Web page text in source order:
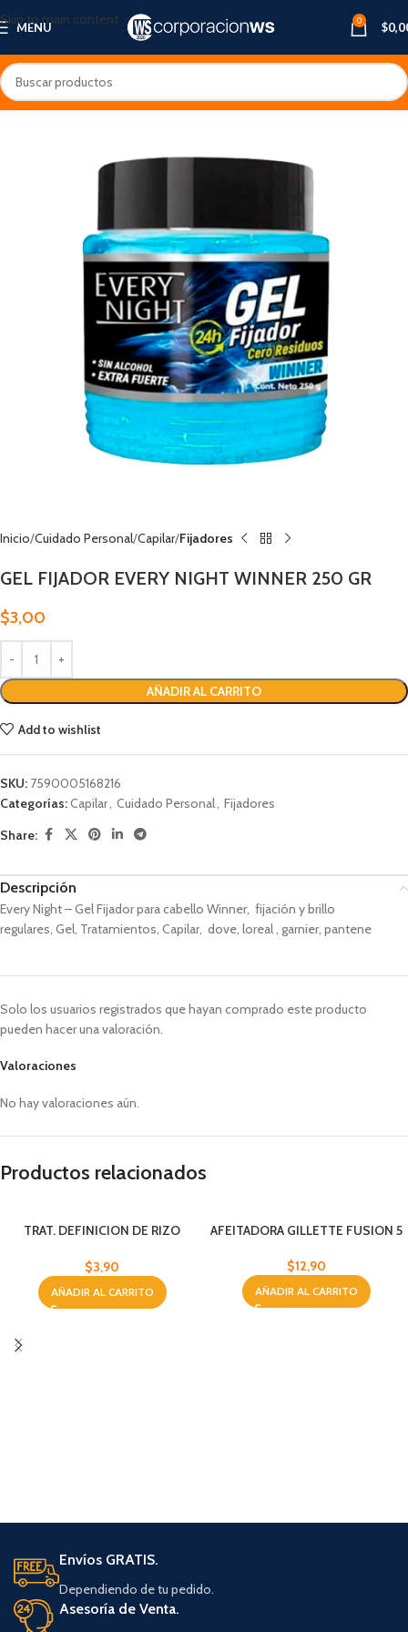
Skip to main content
MENU 0 $
Inicio Cuidado Personal Capilar Fijadores
GEL FIJADOR EVERY NIGHT WINNER 250 GR
$3,00
AÑADIR AL CARRITO
Add to wishlist
SKU: 7590005168216
Categorías:Capilar, Cuidado Personal, Fijadores
Share:
Descripción
Every Night – Gel Fijador para cabello Winner, fijación y brillo
regulares, Gel, Tratamientos, Capilar, dove, loreal , garnier, pantene
Valoraciones
No hay valoraciones aún.
Solo los usuarios registrados que hayan comprado este producto
pueden hacer una valoración.
Productos relacionados
TRAT. DEFINICION DE RIZO
$3,90
AÑADIR AL CARRITO
AFEITADORA GILLETTE FUSION 5
$12,90
AÑADIR AL CARRITO
Envíos GRATIS.
Dependiendo de tu pedido.
Asesoría de Venta.